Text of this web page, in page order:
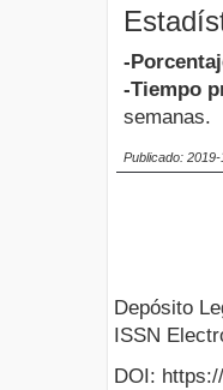
-
-Tiempo
semanas.
Publicado: 2019-
Depósito
ISSN
DOI: